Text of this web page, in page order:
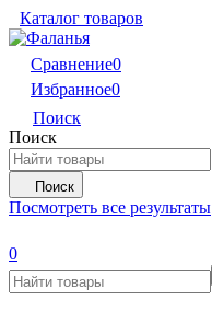
Каталог товаров
Сравнение0
Избранное0
Поиск
Поиск
Поиск
Посмотреть все результаты
0